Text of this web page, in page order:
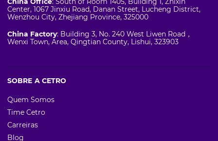
Center, 1067 Jinxiu Road, Danan Street, Lucheng District,
Wenzhou City, Zhejiang Province, 325000
China Factory: Building 3, No. 240 West Liwen Road，
Wenxi Town, Area, Qingtian County, Lishui, 323903
SOBRE A CETRO
Quem Somos
Time Cetro
Carreiras
Blog